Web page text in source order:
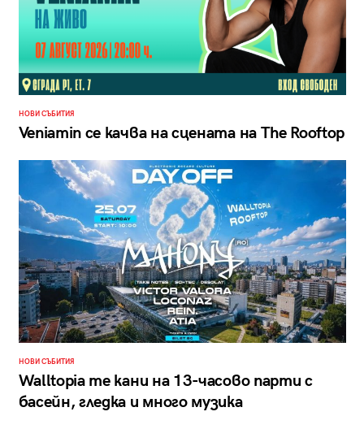
НОВИ СЪБИТИЯ
Veniamin се качва на сцената на The Rooftop
НОВИ СЪБИТИЯ
Walltopia те кани на 13-часово парти с
басейн, гледка и много музика